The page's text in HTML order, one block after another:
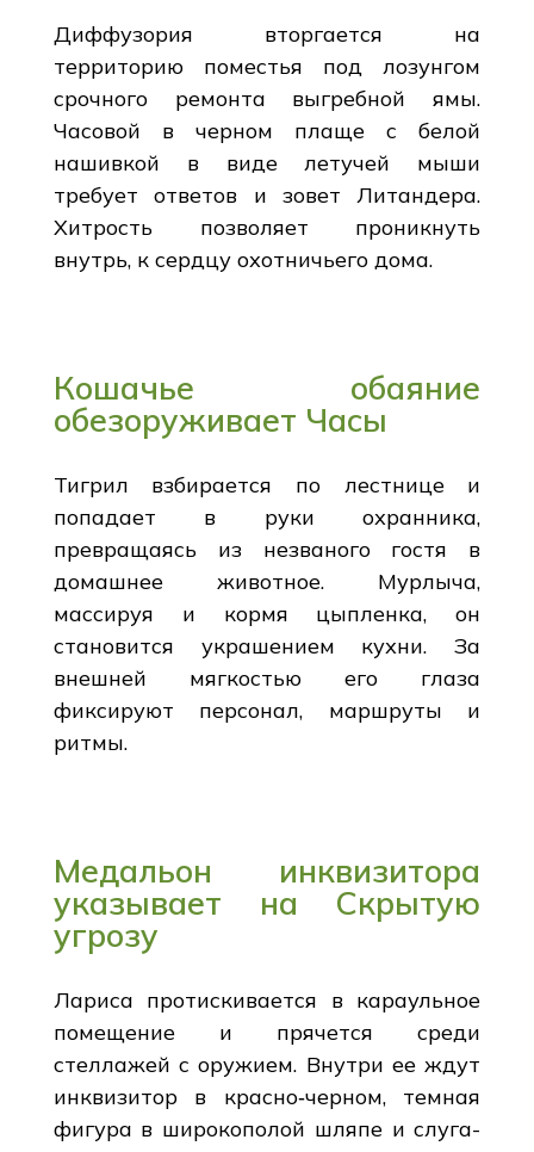
Диффузория вторгается на
территорию поместья под лозунгом
срочного ремонта выгребной ямы.
Часовой в черном плаще с белой
нашивкой в виде летучей мыши
требует ответов и зовет Литандера.
Хитрость позволяет проникнуть
внутрь, к сердцу охотничьего дома.
Кошачье обаяние
обезоруживает Часы
Тигрил взбирается по лестнице и
попадает в руки охранника,
превращаясь из незваного гостя в
домашнее животное. Мурлыча,
массируя и кормя цыпленка, он
становится украшением кухни. За
внешней мягкостью его глаза
фиксируют персонал, маршруты и
ритмы.
Медальон инквизитора
указывает на Скрытую
угрозу
Лариса протискивается в караульное
помещение и прячется среди
стеллажей с оружием. Внутри ее ждут
инквизитор в красно‑черном, темная
фигура в широкополой шляпе и слуга-